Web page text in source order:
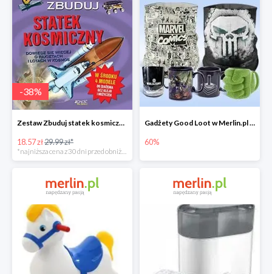
-38%
Zestaw Zbuduj statek kosmiczny do -39%
18.57 zł29.99 zł*
*najniższa cena z 30 dni przed obniżką
Gadżety Good Loot w Merlin.pl do -60%
60%